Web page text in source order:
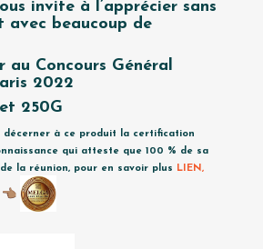
invite à l’apprécier sans
avec beaucoup de
au Concours Général
2022
250G
décerner à ce produit la certification
qui atteste que 100 % de sa
la réunion, pour en savoir plus LIEN,